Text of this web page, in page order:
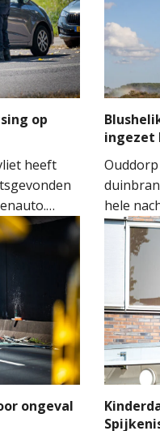
op
heeft
de auto.
van
ingezet
hele
brand
onder
ongeval